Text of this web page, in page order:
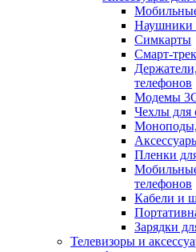
Наушники
Симкарты
Смарт-
телефонов
Модемы
Чехлы для
Пленки
телефонов
Кабели и
Зарядки
Телевизоры и